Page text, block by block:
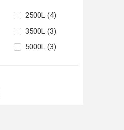
2500L (4)
3500L (3)
5000L (3)